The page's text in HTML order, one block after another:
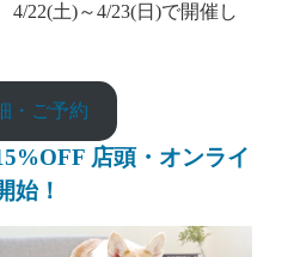
4/22(土)～4/23(日)で開催し
・ご予約
店頭・オンライ
始！